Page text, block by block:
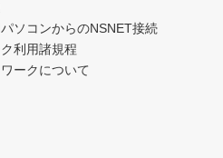
ソコンからのNSNET接続
利用諸規程
ークについて